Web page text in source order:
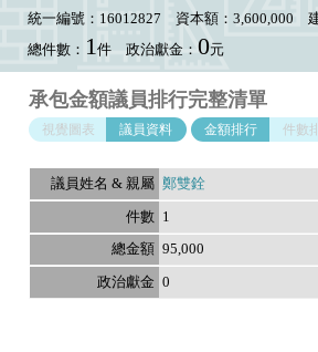
統一編號：16012827 資本額：3,600,000
總件數： 1件 政治獻金： 0元
承包金額議員排行完整清單
視覺圖表 議員資料 金額排行 件數
鄭雙銓
1
95,000
0